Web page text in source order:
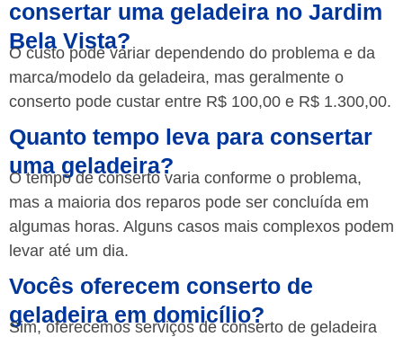
consertar uma geladeira no Jardim
Bela Vista?
O custo pode variar dependendo do problema e da
marca/modelo da geladeira, mas geralmente o
conserto pode custar entre R$ 100,00 e R$ 1.300,00.
Quanto tempo leva para consertar
uma geladeira?
O tempo de conserto varia conforme o problema,
mas a maioria dos reparos pode ser concluída em
algumas horas. Alguns casos mais complexos podem
levar até um dia.
Vocês oferecem conserto de
geladeira em domicílio?
Sim, oferecemos serviços de conserto de geladeira